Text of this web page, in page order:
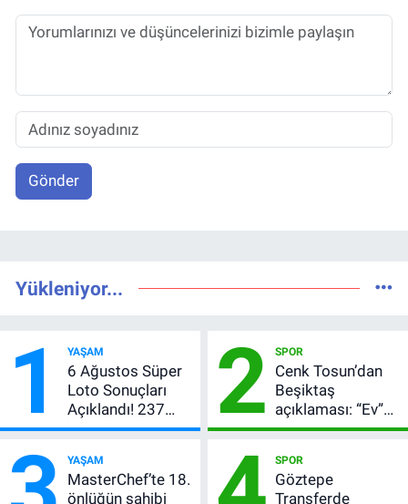
Gönder
Yükleniyor...
1 YAŞAM
6 Ağustos Süper
Loto Sonuçları
Açıklandı! 237
Milyon TL’lik
2 SPOR
Cenk Tosun’dan
Beşiktaş
açıklaması: “Ev”
dedi, asıl mesajı
verdi
YAŞAM
MasterChef’te 18.
önlüğün sahibi
SPOR
Göztepe
Transferde